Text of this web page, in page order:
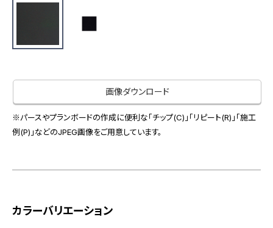
画像ダウンロード
お役立ち資料
サンプル・カタログ請求／お問い合わせ（ビジネスのお客様）
非住宅案件に関するお問い合わせ
スペースソリューション事業
オフィスソリューション事業
会社情報
画像ダウンロード
※パースやプランボードの作成に便利な「チップ(C)」「リピート(R)」「施工
例(P)」などのJPEG画像をご用意しています。
カラーバリエーション